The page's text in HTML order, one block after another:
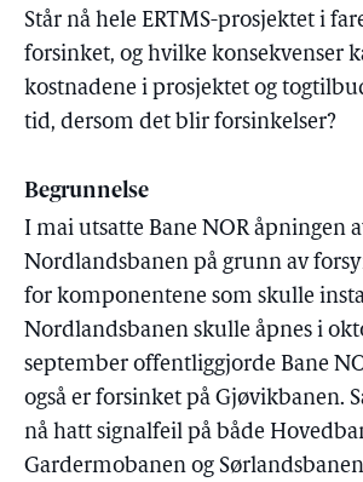
Står nå hele ERTMS-prosjektet i
forsinket, og hvilke konsekvenser
kostnadene i prosjektet og
tid, dersom det blir forsinkelser?
Begrunnelse
I mai utsatte Bane NOR åpningen
Nordlandsbanen på grunn av
for komponentene som skulle
Nordlandsbanen skulle åpnes i
september offentliggjorde Bane
også er forsinket på Gjøvikbanen.
nå hatt signalfeil på både
Gardermobanen og